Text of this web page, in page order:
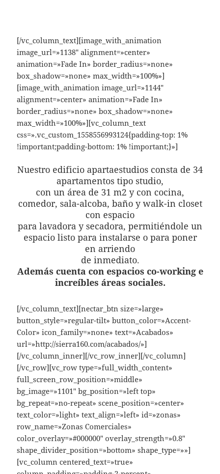
[/vc_column_text][image_with_animation
image_url=»1138″ alignment=»center»
animation=»Fade In» border_radius=»none»
box_shadow=»none» max_width=»100%»]
[image_with_animation image_url=»1144″
alignment=»center» animation=»Fade In»
border_radius=»none» box_shadow=»none»
max_width=»100%»][vc_column_text
css=».vc_custom_1558556993124{padding-top: 1%
!important;padding-bottom: 1% !important;}»]
Nuestro edificio apartaestudios consta de 34
apartamentos tipo studio,
con un área de 31 m2 y con cocina,
comedor, sala-alcoba, baño y walk-in closet
con espacio
para lavadora y secadora, permitiéndole un
espacio listo para instalarse o para poner
en arriendo
de inmediato.
Además cuenta con espacios co-working e
increíbles áreas sociales.
[/vc_column_text][nectar_btn size=»large»
button_style=»regular-tilt» button_color=»Accent-
Color» icon_family=»none» text=»Acabados»
url=»http://sierra160.com/acabados/»]
[/vc_column_inner][/vc_row_inner][/vc_column]
[/vc_row][vc_row type=»full_width_content»
full_screen_row_position=»middle»
bg_image=»1101″ bg_position=»left top»
bg_repeat=»no-repeat» scene_position=»center»
text_color=»light» text_align=»left» id=»zonas»
row_name=»Zonas Comerciales»
color_overlay=»#000000″ overlay_strength=»0.8″
shape_divider_position=»bottom» shape_type=»»]
[vc_column centered_text=»true»